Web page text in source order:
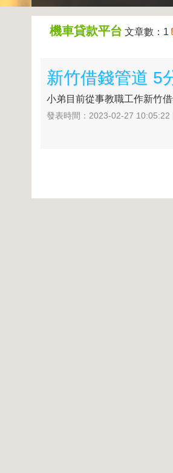
機車貸款平台 文章數：1
新竹借錢管道 5
小弟目前從事教職工作新竹
發表時間：2023-02-27 10:05:22